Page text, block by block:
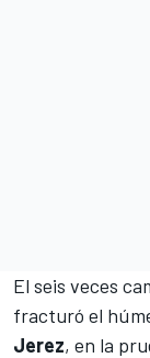
El seis veces
fracturó el
Jerez, en la